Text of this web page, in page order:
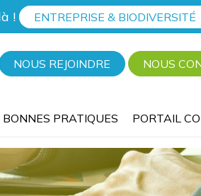
! ENTREPRISE & BIODIVERSITÉ
NOUS REJOINDRE NOUS
BONNES PRATIQUES PORTAIL